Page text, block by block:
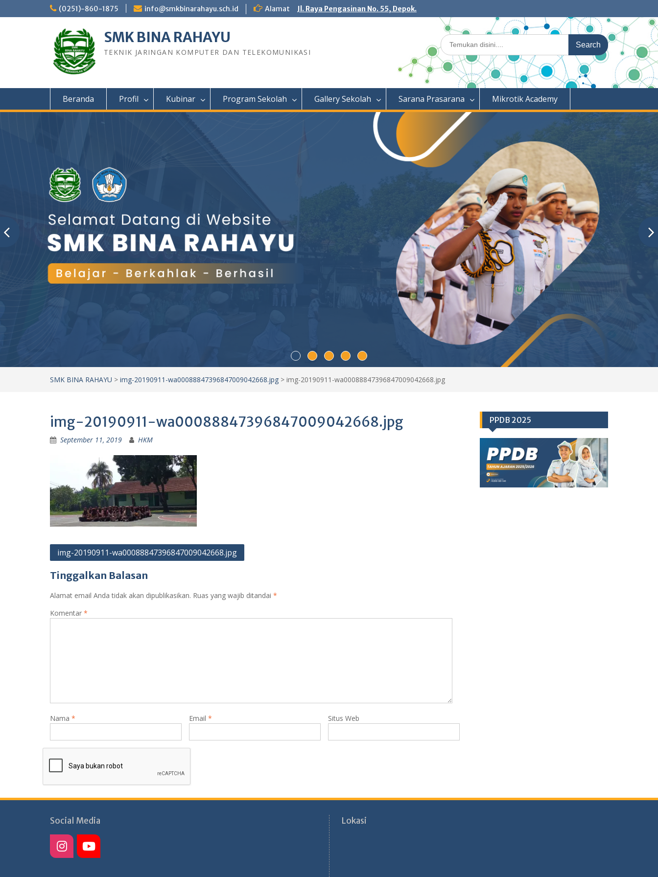
to
(0251)-860-1875 info@smkbinarahayu.sch.id Alamat Jl. Raya Pengasinan No. 55, Depok.
SMK BINA RAHAYU
TEKNIK JARINGAN KOMPUTER DAN TELEKOMUNIKASI
Search
for:
Beranda Profil Kubinar Program Sekolah Gallery Sekolah Sarana Prasarana Mikrotik Academy
SMK BINA RAHAYU > img-20190911-wa00088847396847009042668.jpg > img-20190911-wa00088847396847009042668.jpg
img-20190911-wa00088847396847009042668.jpg
September 11, 2019 HKM
Navigasi
img-20190911-wa00088847396847009042668.jpg
Tinggalkan Balasan
Alamat email Anda tidak akan dipublikasikan. Ruas yang wajib ditandai *
Komentar *
Nama * Email * Situs Web
PPDB 2025
Social Media Lokasi